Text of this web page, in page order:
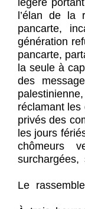
légère
l’élan de la
pancarte,
génération
pancarte,
la seule à
des
réclamant les
privés des
les jours
chômeurs
Le